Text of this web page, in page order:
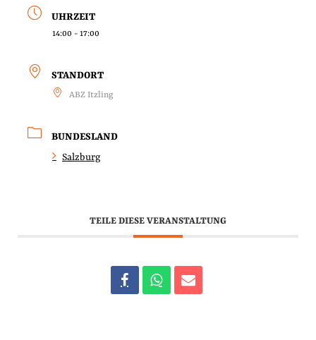
UHRZEIT
14:00 - 17:00
STANDORT
ABZ Itzling
BUNDESLAND
Salzburg
TEILE DIESE VERANSTALTUNG